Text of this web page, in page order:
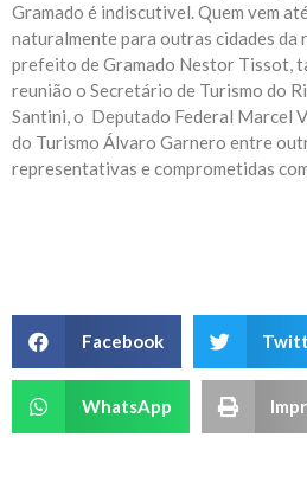
Gramado é indiscutivel. Quem vem
naturalmente para outras cidades da
prefeito de Gramado Nestor Tissot,
reunião o Secretário de Turismo do
Santini, o Deputado Federal Marcel
do Turismo Álvaro Garnero entre
representativas e comprometidas
Facebook
WhatsApp